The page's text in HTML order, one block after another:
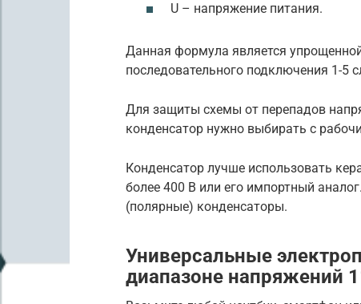
U – напряжение питания.
Данная формула является
последовательного подключения 1-5
Для защиты схемы от перепадов
конденсатор нужно выбирать с
Конденсатор лучше использовать
более 400 В или его импортный
(полярные) конденсаторы.
Универсальные
диапазоне напряжений